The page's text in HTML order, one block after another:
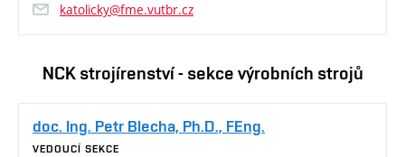
katolicky@fme.vutbr.cz
NCK strojírenství - sekce výrobních strojů
doc. Ing. Petr Blecha, Ph.D., FEng.
VEDOUCÍ SEKCE